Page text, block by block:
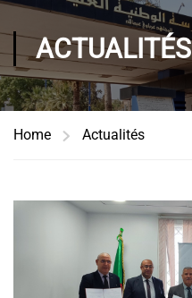
ACTUALITÉS
Home Actualités